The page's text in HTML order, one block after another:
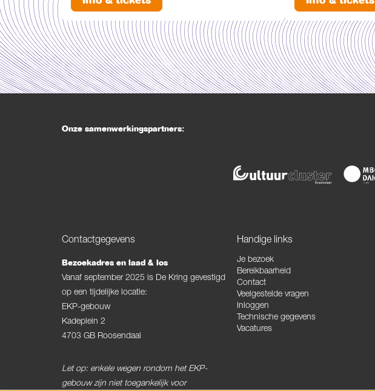
Onze samenwerkingspartners:
Contactgegevens
Bezoekadres en laad & los
Vanaf september 2025 is De Kring gevestigd
op een tijdelijke locatie:
EKP-gebouw
Kadeplein 2
4703 GB Roosendaal
Let op: enkele wegen rondom het EKP-
gebouw zijn niet toegankelijk voor
Handige links
Je bezoek
Bereikbaarheid
Contact
Veelgestelde vragen
Inloggen
Technische gegevens
Vacatures